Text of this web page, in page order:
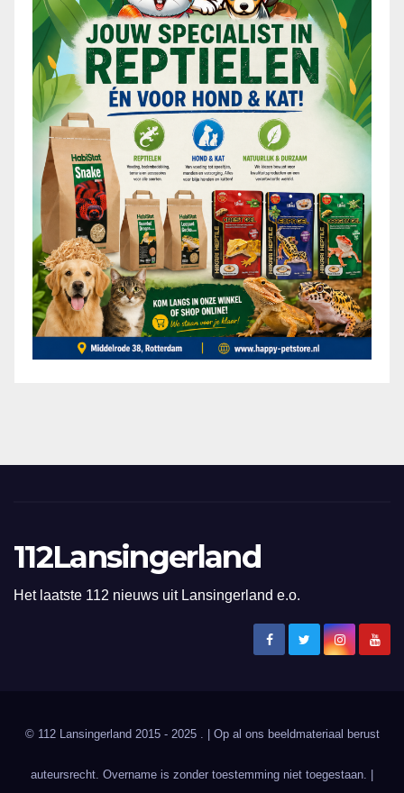
112Lansingerland
Het laatste 112 nieuws uit Lansingerland e.o.
© 112 Lansingerland 2015 - 2025 . | Op al ons beeldmateriaal berust
auteursrecht. Overname is zonder toestemming niet toegestaan. |